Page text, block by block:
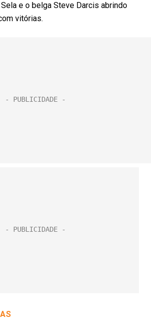
e o belga Steve Darcis abrindo
vitórias.